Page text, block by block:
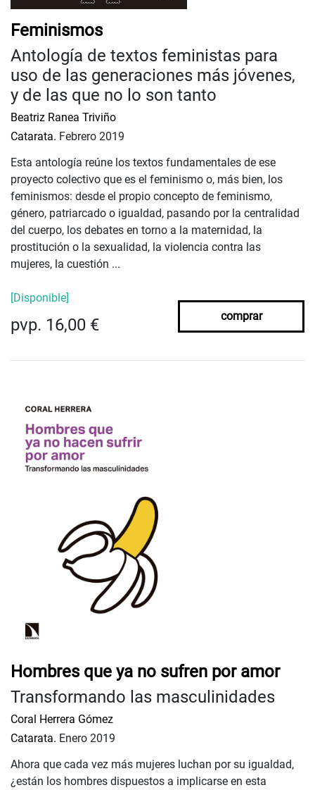
Feminismos
Antología de textos feministas para
uso de las generaciones más jóvenes,
y de las que no lo son tanto
Beatriz Ranea Triviño
Catarata. Febrero 2019
Esta antología reúne los textos fundamentales de ese
proyecto colectivo que es el feminismo o, más bien, los
feminismos: desde el propio concepto de feminismo,
género, patriarcado o igualdad, pasando por la centralidad
del cuerpo, los debates en torno a la maternidad, la
prostitución o la sexualidad, la violencia contra las
mujeres, la cuestión ...
[Disponible]
pvp. 16,00 € comprar
Hombres que ya no sufren por amor
Transformando las masculinidades
Coral Herrera Gómez
Catarata. Enero 2019
Ahora que cada vez más mujeres luchan por su igualdad,
¿están los hombres dispuestos a implicarse en esta